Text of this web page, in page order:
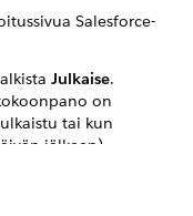
Salesforce-
Julkaise.
on
tai kun
jälkeen).
julkaistavat